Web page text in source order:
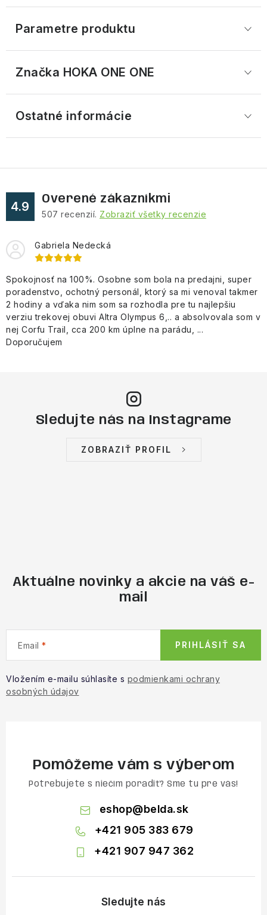
Parametre produktu
Značka HOKA ONE ONE
Ostatné informácie
4.9
Overené zákazníkmi
507 recenzií. Zobraziť všetky recenzie
Gabriela Nedecká
Spokojnosť na 100%. Osobne som bola na predajni, super
poradenstvo, ochotný personál, ktorý sa mi venoval takmer
2 hodiny a vďaka nim som sa rozhodla pre tu najlepšiu
verziu trekovej obuvi Altra Olympus 6,.. a absolvovala som v
nej Corfu Trail, cca 200 km úplne na parádu, ...
Doporučujem
Sledujte nás na Instagrame
ZOBRAZIŤ PROFIL
Aktuálne novinky a akcie na váš e-
mail
Email
Vložením e-mailu súhlasíte s podmienkami ochrany
osobných údajov
PRIHLÁSIŤ SA
Pomôžeme vám s výberom
Potrebujete s niečím poradiť? Sme tu pre vás!
eshop@belda.sk
+421 905 383 679
+421 907 947 362